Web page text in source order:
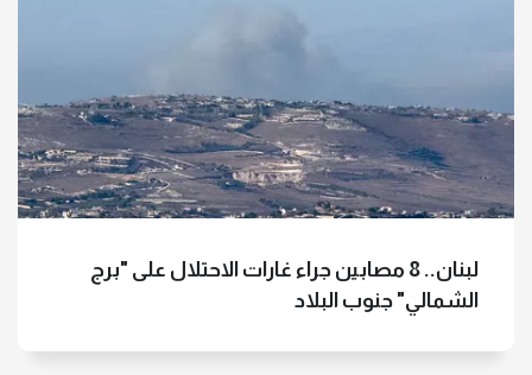
لبنان.. 8 مصابين جراء غارات الاحتلال على "برج
الشمالي" جنوب البلاد